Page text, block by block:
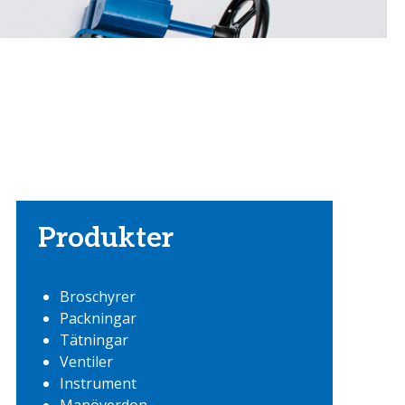
Produkter
Broschyrer
Packningar
Tätningar
Ventiler
Instrument